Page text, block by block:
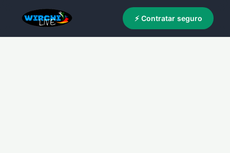
⚡ Contratar seguro